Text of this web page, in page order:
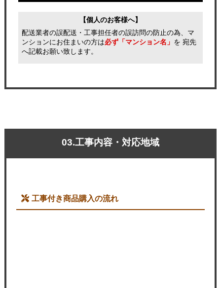
【個人のお客様へ】
配送業者の誤配送・工事担任者の誤訪問の防止の為、マ
ンションにお住まいの方は必ず「マンション名」 を 宛先
へ記載お願い致します。
03.工事内容・対応地域
工事付き商品購入の流れ